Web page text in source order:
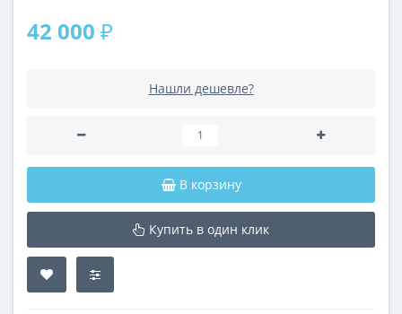
42 000 ₽
Нашли дешевле?
В корзину
Купить в один клик